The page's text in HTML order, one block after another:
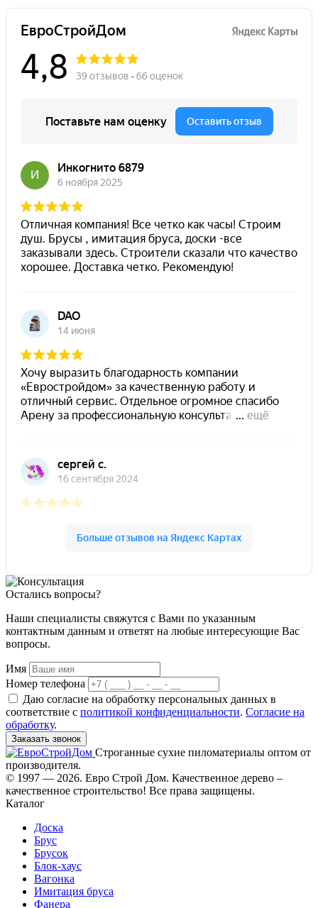
Остались вопросы?
Наши специалисты свяжутся с Вами по указанным
контактным данным и ответят на любые интересующие Вас
вопросы.
Имя
Номер телефона
Даю согласие на обработку персональных данных в
соответствие с политикой конфиденциальности. Согласие на
обработку.
Заказать звонок
Строганные сухие пиломатериалы оптом от
производителя.
© 1997 — 2026. Евро Строй Дом. Качественное дерево –
качественное строительство! Все права защищены.
Каталог
Доска
Брус
Брусок
Блок-хаус
Вагонка
Имитация бруса
Фанера